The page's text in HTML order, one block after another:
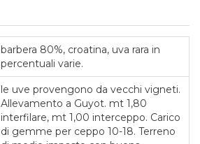
barbera 80%, croatina, uva rara in
percentuali varie.
le uve provengono da vecchi vigneti.
Allevamento a Guyot. mt 1,80
interfilare, mt 1,00 interceppo. Carico
di gemme per ceppo 10-18. Terreno